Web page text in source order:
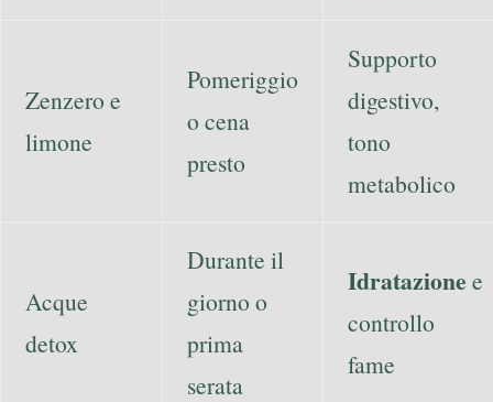
Zenzero e
limone
Pomeriggio
o cena
presto
Supporto
digestivo,
tono
metabolico
Acque
detox
Durante il
giorno o
prima
serata
Idratazione e
controllo
fame